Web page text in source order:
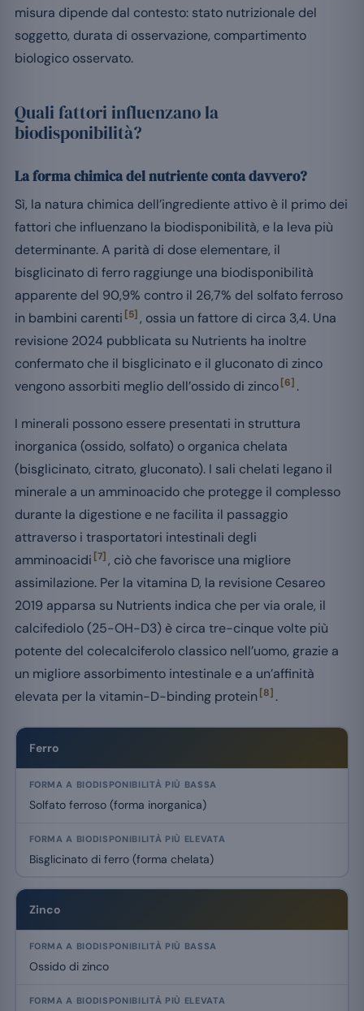
misura dipende dal contesto: stato nutrizionale del
soggetto, durata di osservazione, compartimento
biologico osservato.
Quali fattori influenzano la
biodisponibilità?
La forma chimica del nutriente conta davvero?
Sì, la natura chimica dell’ingrediente attivo è il primo dei
fattori che influenzano la biodisponibilità, e la leva più
determinante. A parità di dose elementare, il
bisglicinato di ferro raggiunge una biodisponibilità
apparente del 90,9% contro il 26,7% del solfato ferroso
in bambini carenti [5] , ossia un fattore di circa 3,4. Una
revisione 2024 pubblicata su Nutrients ha inoltre
confermato che il bisglicinato e il gluconato di zinco
vengono assorbiti meglio dell’ossido di zinco[6] .
I minerali possono essere presentati in struttura
inorganica (ossido, solfato) o organica chelata
(bisglicinato, citrato, gluconato). I sali chelati legano il
minerale a un amminoacido che protegge il complesso
durante la digestione e ne facilita il passaggio
attraverso i trasportatori intestinali degli
amminoacidi [7] , ciò che favorisce una migliore
assimilazione. Per la vitamina D, la revisione Cesareo
2019 apparsa su Nutrients indica che per via orale, il
calcifediolo (25-OH-D3) è circa tre-cinque volte più
potente del colecalciferolo classico nell’uomo, grazie a
un migliore assorbimento intestinale e a un’affinità
elevata per la vitamin-D-binding protein [8] .
Confronto della biodisponibilità relativa di alcune forme comuni di
Ferro
Solfato ferroso (forma inorganica)
Bisglicinato di ferro (forma chelata)
Zinco
Ossido di zinco